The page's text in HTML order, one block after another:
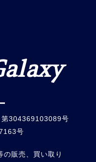
第304369103089号
号
の販売、買い取り